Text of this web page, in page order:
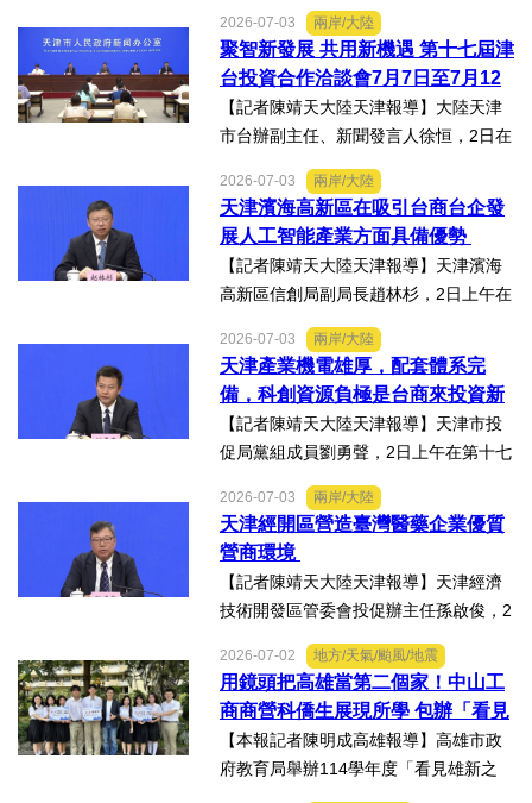
品專項對接活動」於7月13日至16日舉
行。近30名台商代表跨海而來，踏訪貴
州生態食品產業一線，...
2026-07-03 兩岸/大陸
聚智新發展 共用新機遇 第十七屆津
台投資合作洽談會7月7日至7月12
日在天津舉辦
【記者陳靖天大陸天津報導】大陸天津
市台辦副主任、新聞發言人徐恒，2日在
會上表示，津台投資合作洽談會，從200
8年至今已成功舉辦16屆，津台會已成為
兩岸重要的經貿交流合...
2026-07-03 兩岸/大陸
天津濱海高新區在吸引台商台企發
展人工智能產業方面具備優勢
【記者陳靖天大陸天津報導】天津濱海
高新區信創局副局長趙林杉，2日上午在
會上，針對吸引臺商臺企來津發展人工
智能產業方面具備優勢表示，高新區作
為國家自主創新示範區，也...
2026-07-03 兩岸/大陸
天津產業機電雄厚，配套體系完
備，科創資源負極是台商來投資新
業的理想沃土
【記者陳靖天大陸天津報導】天津市投
促局黨組成員劉勇聲，2日上午在第十七
答記者提問關於天津在產業發展方面有
哪些突出優勢，目前台資企業在天津的
融合情況，未來還有哪些...
2026-07-03 兩岸/大陸
天津經開區營造臺灣醫藥企業優質
營商環境
【記者陳靖天大陸天津報導】天津經濟
技術開發區管委會投促辦主任孫啟俊，2
新聞發佈會上，說明天津市作為北方生
物醫藥產業高地，天津經開區能為臺灣
醫藥大健康行業的創業者和...
2026-07-02 地方/天氣/颱風/地震
用鏡頭把高雄當第二個家！中山工
商商營科僑生展現所學 包辦「看見
雄新之光」創意短片前三名
【本報記者陳明成高雄報導】高雄市政
府教育局舉辦114學年度「看見雄新之